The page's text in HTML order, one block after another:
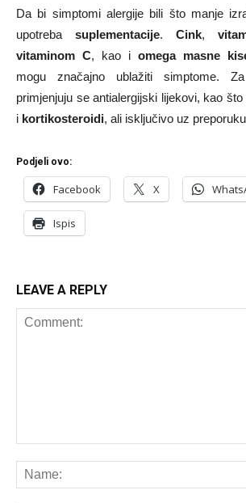
Da bi simptomi alergije bili što manje
upotreba suplementacije. Cink,
vitaminom C, kao i omega masne
mogu značajno ublažiti simptome.
primjenjuju se antialergijski lijekovi, kao što
i kortikosteroidi, ali isključivo uz
Podjeli ovo:
Facebook X
Ispis
LEAVE A REPLY